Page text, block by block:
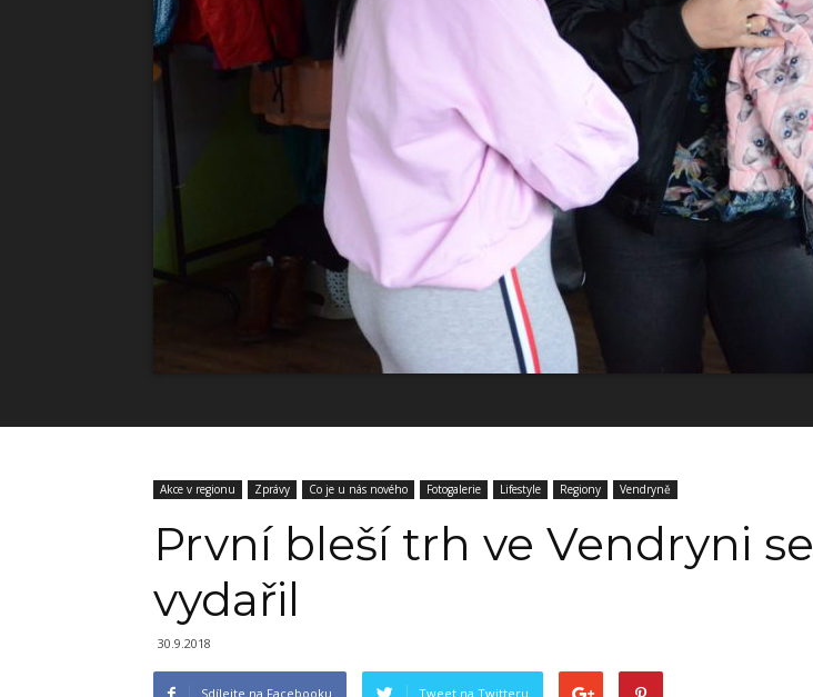
Akce v regionu Zprávy Co je u nás nového Fotogalerie Lifestyle Regiony Vendryně
První bleší trh ve Vendryni se
vydařil
30.9.2018
Sdílejte na Facebooku Tweet na Twitteru